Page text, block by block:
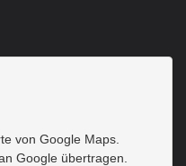
von Google Maps.
Google übertragen.